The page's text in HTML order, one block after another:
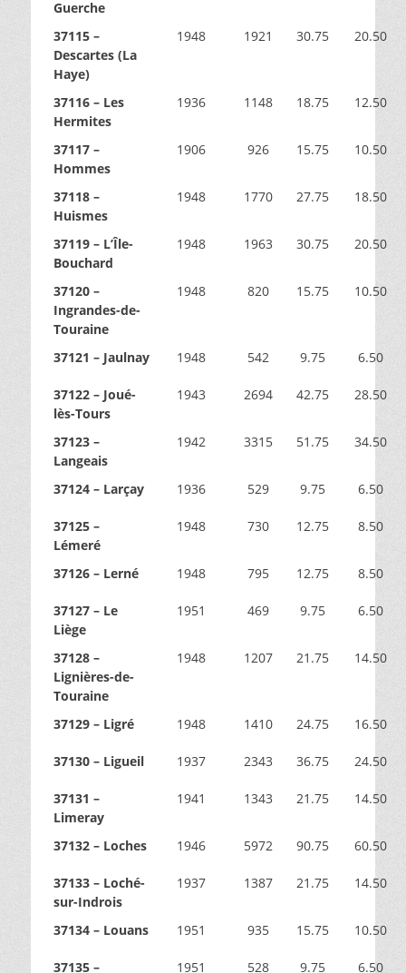
Guerche
37115 –
Descartes (La
Haye)
1948 1921 30.75 20.50
37116 – Les
Hermites
1936 1148 18.75 12.50
37117 –
Hommes
1906 926 15.75 10.50
37118 –
Huismes
1948 1770 27.75 18.50
37119 – L’Île-
Bouchard
1948 1963 30.75 20.50
37120 –
Ingrandes-de-
Touraine
1948 820 15.75 10.50
37121 – Jaulnay 1948 542 9.75 6.50
37122 – Joué-
lès-Tours
1943 2694 42.75 28.50
37123 –
Langeais
1942 3315 51.75 34.50
37124 – Larçay 1936 529 9.75 6.50
37125 –
Lémeré
1948 730 12.75 8.50
37126 – Lerné 1948 795 12.75 8.50
37127 – Le
Liège
1951 469 9.75 6.50
37128 –
Lignières-de-
Touraine
1948 1207 21.75 14.50
37129 – Ligré 1948 1410 24.75 16.50
37130 – Ligueil 1937 2343 36.75 24.50
37131 –
Limeray
1941 1343 21.75 14.50
37132 – Loches 1946 5972 90.75 60.50
37133 – Loché-
sur-Indrois
1937 1387 21.75 14.50
37134 – Louans 1951 935 15.75 10.50
37135 –
1951 528 9.75 6.50